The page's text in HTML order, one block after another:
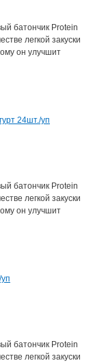
батончик Protein
легкой закуски
он улучшит
24шт./уп
батончик Protein
легкой закуски
он улучшит
батончик Protein
легкой закуски